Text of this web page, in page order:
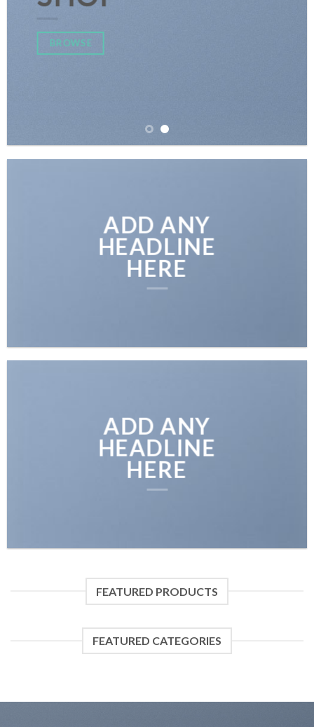
BROWSE
ADD ANY
HEADLINE
HERE
ADD ANY
HEADLINE
HERE
FEATURED PRODUCTS
FEATURED CATEGORIES